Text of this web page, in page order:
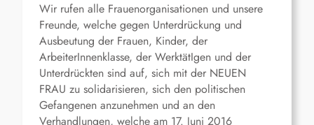
Wir rufen alle Frauenorganisationen und unsere
Freunde, welche gegen Unterdrückung und
Ausbeutung der Frauen, Kinder, der
ArbeiterInnenklasse, der WerktätIgen und der
Unterdrückten sind auf, sich mit der NEUEN
FRAU zu solidarisieren, sich den politischen
Gefangenen anzunehmen und an den
Verhandlungen, welche am 17. Juni 2016